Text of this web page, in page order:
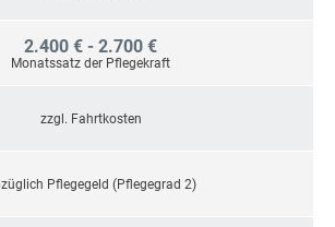
2.400 € - 2.700 €
Monatssatz der Pflegekraft
zzgl. Fahrtkosten
Pflegegeld (Pflegegrad 2)